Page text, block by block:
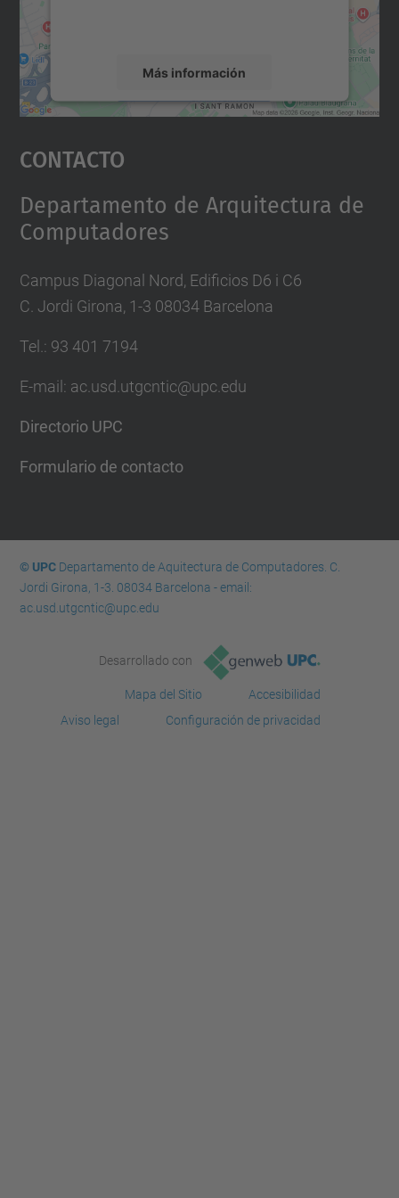
Más información
Aceptar
powered by
Contacto
Departamento de Arquitectura de
Computadores
Campus Diagonal Nord, Edificios D6 i C6
C. Jordi Girona, 1-3 08034 Barcelona
Tel.: 93 401 7194
E-mail: ac.usd.utgcntic@upc.edu
Directorio UPC
Formulario de contacto
© UPCDepartamento de Aquitectura de Computadores. C.
Jordi Girona, 1-3. 08034 Barcelona - email:
ac.usd.utgcntic@upc.edu
Desarrollado con
Mapa del Sitio
Accesibilidad
Aviso legal
Configuración de privacidad